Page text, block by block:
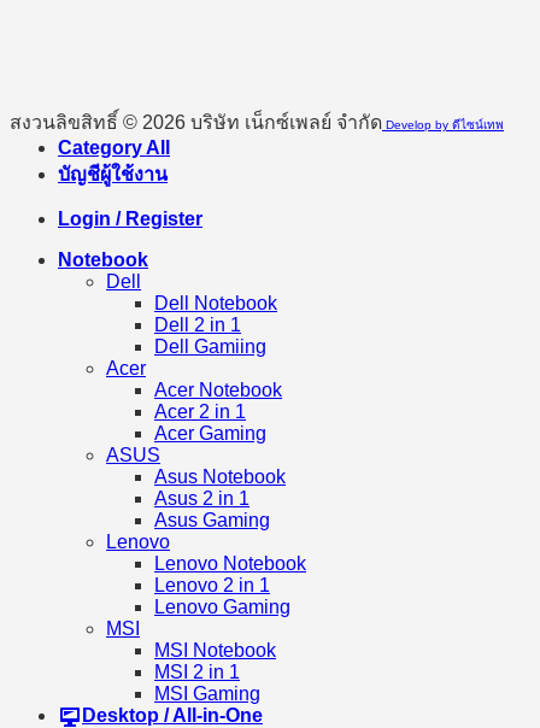
สงวนลิขสิทธิ์ © 2026 บริษัท เน็กซ์เพลย์ จำกัด Develop by ดีไซน์เทพ
Category All
บัญชีผู้ใช้งาน
Login / Register
Notebook
Dell
Dell Notebook
Dell 2 in 1
Dell Gamiing
Acer
Acer Notebook
Acer 2 in 1
Acer Gaming
ASUS
Asus Notebook
Asus 2 in 1
Asus Gaming
Lenovo
Lenovo Notebook
Lenovo 2 in 1
Lenovo Gaming
MSI
MSI Notebook
MSI 2 in 1
MSI Gaming
Desktop / All-in-One